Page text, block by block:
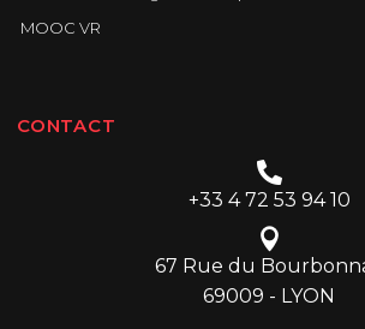
MOOC VR
CONTACT
+33 4 72 53 94 10
67 Rue du
69009 - LYON